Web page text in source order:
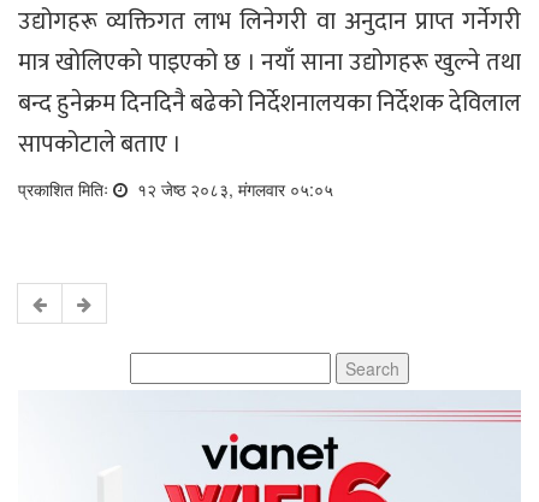
उद्योगहरू व्यक्तिगत लाभ लिनेगरी वा अनुदान प्राप्त गर्नेगरी
मात्र खोलिएको पाइएको छ । नयाँ साना उद्योगहरू खुल्ने तथा
बन्द हुनेक्रम दिनदिनै बढेको निर्देशनालयका निर्देशक देविलाल
सापकोटाले बताए ।
प्रकाशित मितिः १२ जेष्ठ २०८३, मंगलवार ०५:०५
for: